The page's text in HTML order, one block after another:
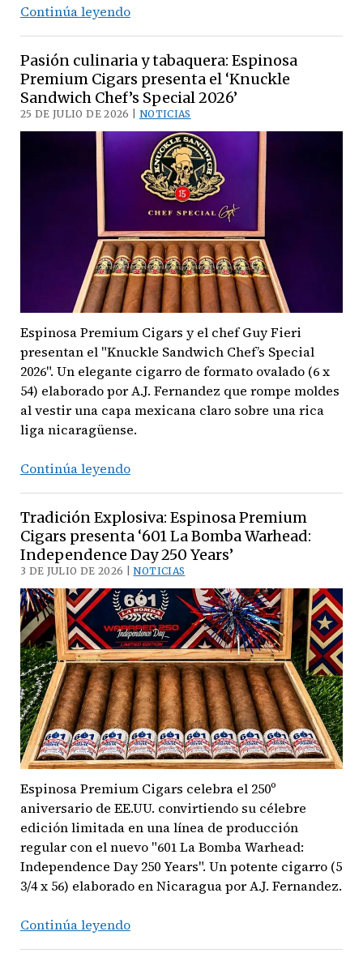
Continúa leyendoFuerza
Espinosa
Premium
Cigars
presenta
‘601
La
Bomba
Warhead
Pasión culinaria y tabaquera: Espinosa
Premium Cigars presenta el ‘Knuckle
Sandwich Chef’s Special 2026’
25 DE JULIO DE 2026 | NOTICIAS
Espinosa Premium Cigars y el chef Guy Fieri
presentan el "Knuckle Sandwich Chef’s Special
2026". Un elegante cigarro de formato ovalado (6 x
54) elaborado por A.J. Fernandez que rompe moldes
al vestir una capa mexicana claro sobre una rica
liga nicaragüense.
Continúa leyendoPasión
tabaquera:
Espinosa
Premium
Cigars
presenta
el
‘Knuckle
Sandwich
Chef’s
Special
2026’
Tradición Explosiva: Espinosa Premium
Cigars presenta ‘601 La Bomba Warhead:
Independence Day 250 Years’
3 DE JULIO DE 2026 |NOTICIAS
Espinosa Premium Cigars celebra el 250º
aniversario de EE.UU. convirtiendo su célebre
edición limitada en una línea de producción
regular con el nuevo "601 La Bomba Warhead:
Independence Day 250 Years". Un potente cigarro (5
3/4 x 56) elaborado en Nicaragua por A.J. Fernandez.
Continúa leyendoTradición